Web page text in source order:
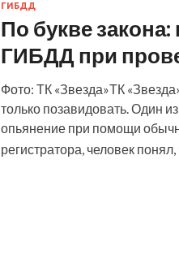
ГИБДД
По букве
ГИБДД при
Фото: ТК «Звезда»ТК
только позавидовать. Один
опьянение при помощи
регистратора, человек